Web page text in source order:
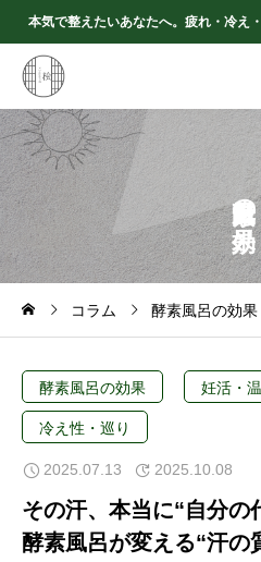
本気で整えたいあなたへ。疲れ・冷え
の
コラム 酵素風呂の効果
酵素風呂の効果 妊活・
冷え性・巡り
2025.07.13 2025.10.08
その汗、本当に“自分の
酵素風呂が変える“汗の